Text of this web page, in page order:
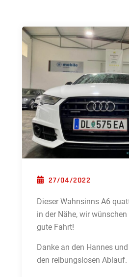
POSTED ON
27/04/2022
Dieser Wahnsinns A6
in der Nähe, wir
gute Fahrt!
Danke an den Hannes
den reibungslosen Ablauf.